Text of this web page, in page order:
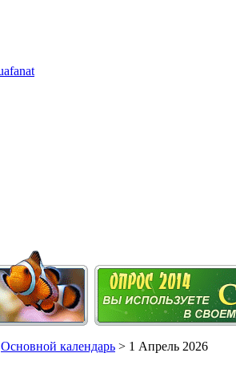
Основной календарь > 1 Апрель 2026